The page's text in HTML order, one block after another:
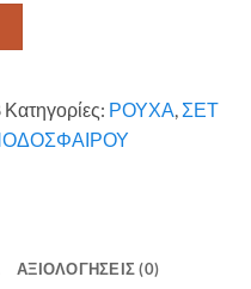
Κατηγορίες: ΡΟΥΧΑ ΣΕΤ
ΑΞΙΟΛΟΓΉΣΕΙΣ (0)